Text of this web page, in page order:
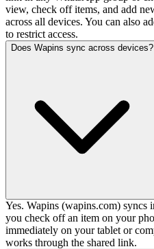
view, check off items, and add
across all devices. You can also
to restrict access.
Does Wapins sync across devices?
Yes. Wapins (wapins.com) syncs
you check off an item on your
immediately on your tablet or
works through the shared link.